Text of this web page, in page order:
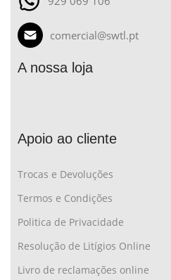
comercial@swtl.pt
A nossa loja
Apoio ao cliente
Trocas e Devoluções
Termos e Condições
Politica de Privacidade
Resolução de Litígios Online
Livro de reclamações online